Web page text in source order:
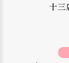
十三